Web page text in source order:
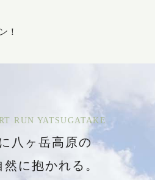
！
RUN YATSUGATAKE
八ヶ岳高原の
に抱かれる。